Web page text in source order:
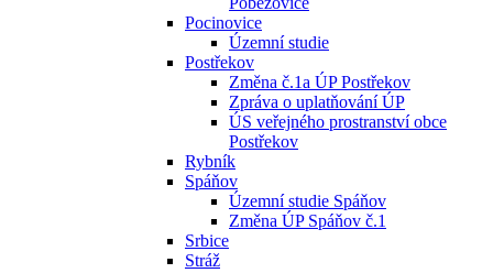
Pocinovice
Územní studie
Postřekov
Změna č.1a ÚP Postřekov
Zpráva o uplatňování ÚP
ÚS veřejného prostranství obce
Postřekov
Rybník
Spáňov
Územní studie Spáňov
Změna ÚP Spáňov č.1
Srbice
Stráž